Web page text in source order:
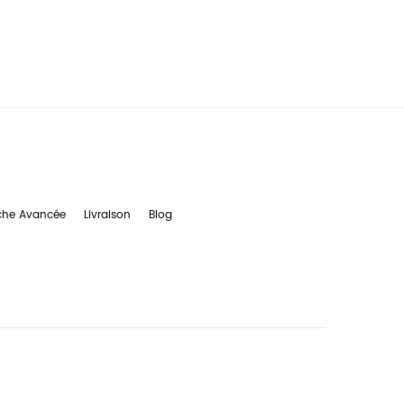
Avancée Livraison Blog